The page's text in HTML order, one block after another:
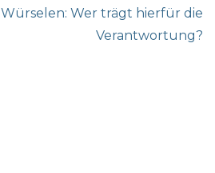
Würselen: Wer trägt hierfür die
Verantwortung?